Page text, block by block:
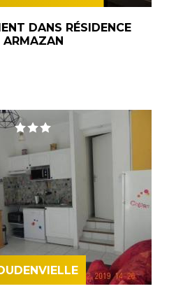
DANS RÉSIDENCE
ARMAZAN